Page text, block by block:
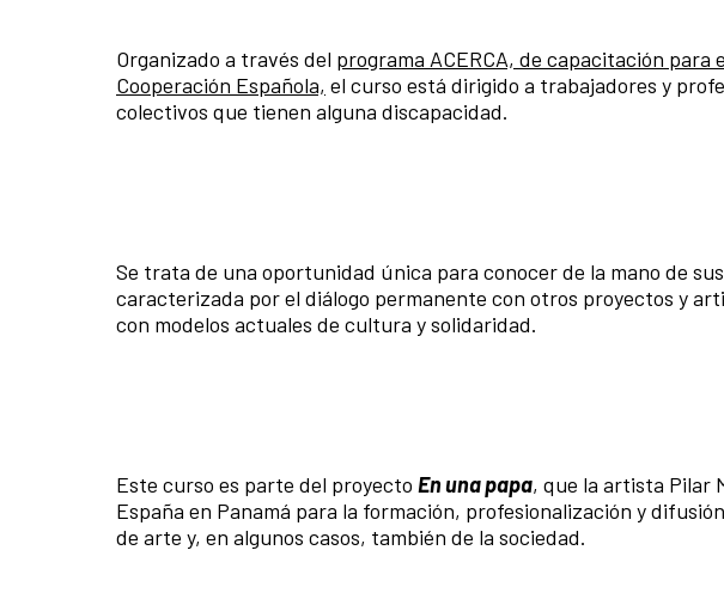
Organizado a través del programa ACERCA, de capacitación
Cooperación Española, el curso está dirigido a trabajadores y
colectivos que tienen alguna discapacidad.
Se trata de una oportunidad única para conocer de la mano de
caracterizada por el diálogo permanente con otros proyectos y
con modelos actuales de cultura y solidaridad.
Este curso es parte del proyecto En una papa, que la artista Pilar
España en Panamá para la formación, profesionalización y
de arte y, en algunos casos, también de la sociedad.